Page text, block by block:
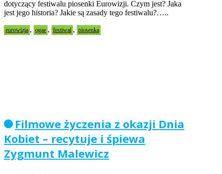
dotyczący festiwalu piosenki Eurowizji. Czym jest? Jaka
jest jego historia? Jakie są zasady tego festiwalu?…..
eurowizja , ogae , festiwal , piosenka
Filmowe życzenia z okazji Dnia
Kobiet – recytuje i śpiewa
Zygmunt Malewicz